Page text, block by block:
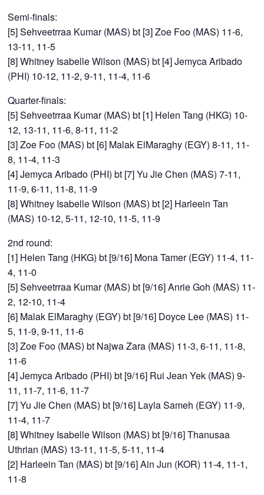
Semi-finals:
[5] Sehveetrraa Kumar (MAS) bt [3] Zoe Foo (MAS) 11-6,
13-11, 11-5
[8] Whitney Isabelle Wilson (MAS) bt [4] Jemyca Aribado
(PHI) 10-12, 11-2, 9-11, 11-4, 11-6
Quarter-finals:
[5] Sehveetrraa Kumar (MAS) bt [1] Helen Tang (HKG) 10-
12, 13-11, 11-6, 8-11, 11-2
[3] Zoe Foo (MAS) bt [6] Malak ElMaraghy (EGY) 8-11, 11-
8, 11-4, 11-3
[4] Jemyca Aribado (PHI) bt [7] Yu Jie Chen (MAS) 7-11,
11-9, 6-11, 11-8, 11-9
[8] Whitney Isabelle Wilson (MAS) bt [2] Harleein Tan
(MAS) 10-12, 5-11, 12-10, 11-5, 11-9
2nd round:
[1] Helen Tang (HKG) bt [9/16] Mona Tamer (EGY) 11-4, 11-
4, 11-0
[5] Sehveetrraa Kumar (MAS) bt [9/16] Anrie Goh (MAS) 11-
2, 12-10, 11-4
[6] Malak ElMaraghy (EGY) bt [9/16] Doyce Lee (MAS) 11-
5, 11-9, 9-11, 11-6
[3] Zoe Foo (MAS) bt Najwa Zara (MAS) 11-3, 6-11, 11-8,
11-6
[4] Jemyca Aribado (PHI) bt [9/16] Rui Jean Yek (MAS) 9-
11, 11-7, 11-6, 11-7
[7] Yu Jie Chen (MAS) bt [9/16] Layla Sameh (EGY) 11-9,
11-4, 11-7
[8] Whitney Isabelle Wilson (MAS) bt [9/16] Thanusaa
Uthrian (MAS) 13-11, 11-5, 5-11, 11-4
[2] Harleein Tan (MAS) bt [9/16] Ain Jun (KOR) 11-4, 11-1,
11-8